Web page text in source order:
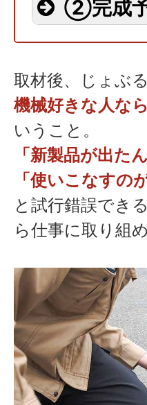
②完成
取材後、じょぶ
機械好きな人な
いうこと。
「新製品が出た
「使いこなすの
と試行錯誤でき
ら仕事に取り組